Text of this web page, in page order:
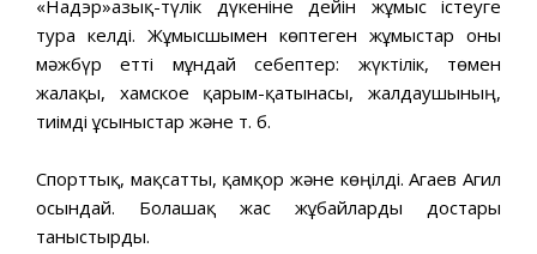
«Надэр»азық-түлік дүкеніне дейін жұмыс істеуге
тура келді. Жұмысшымен көптеген жұмыстар оны
мәжбүр етті мұндай себептер: жүктілік, төмен
жалақы, хамское қарым-қатынасы, жалдаушының,
тиімді ұсыныстар және т. б.
Спорттық, мақсатты, қамқор және көңілді. Агаев Агил
осындай. Болашақ жас жұбайларды достары
таныстырды.